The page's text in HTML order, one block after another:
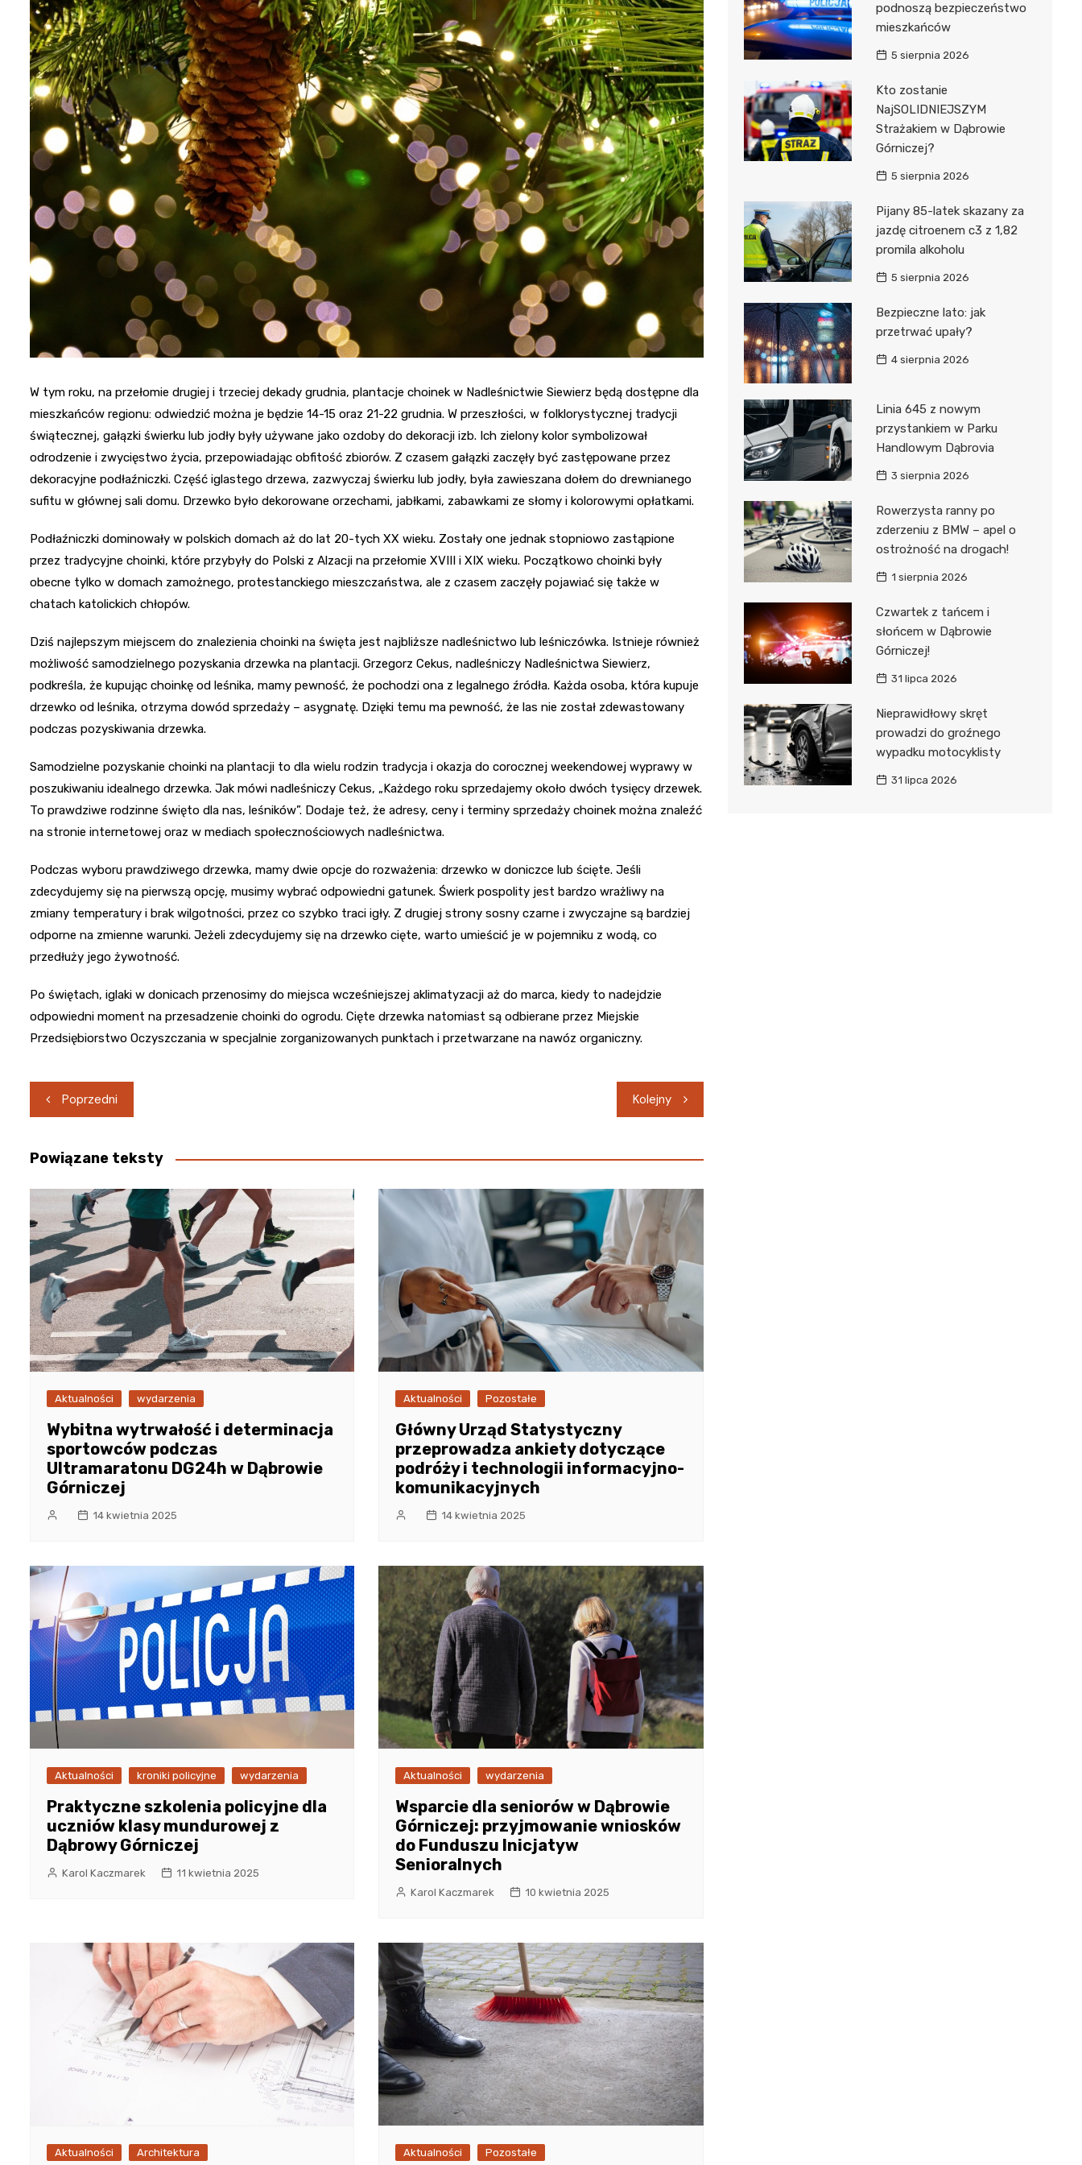
Poczta
Kino
Księgarnia
W tym roku, na przełomie drugiej i trzeciej dekady grudnia, plantacje choinek w Nadleśnictwie Siewierz będą dostępne dla
mieszkańców regionu: odwiedzić można je będzie 14-15 oraz 21-22 grudnia. W przeszłości, w folklorystycznej tradycji
świątecznej, gałązki świerku lub jodły były używane jako ozdoby do dekoracji izb. Ich zielony kolor symbolizował
odrodzenie i zwycięstwo życia, przepowiadając obfitość zbiorów. Z czasem gałązki zaczęły być zastępowane przez
dekoracyjne podłaźniczki. Część iglastego drzewa, zazwyczaj świerku lub jodły, była zawieszana dołem do drewnianego
sufitu w głównej sali domu. Drzewko było dekorowane orzechami, jabłkami, zabawkami ze słomy i kolorowymi opłatkami.
Podłaźniczki dominowały w polskich domach aż do lat 20-tych XX wieku. Zostały one jednak stopniowo zastąpione
przez tradycyjne choinki, które przybyły do Polski z Alzacji na przełomie XVIII i XIX wieku. Początkowo choinki były
obecne tylko w domach zamożnego, protestanckiego mieszczaństwa, ale z czasem zaczęły pojawiać się także w
chatach katolickich chłopów.
Dziś najlepszym miejscem do znalezienia choinki na święta jest najbliższe nadleśnictwo lub leśniczówka. Istnieje również
możliwość samodzielnego pozyskania drzewka na plantacji. Grzegorz Cekus, nadleśniczy Nadleśnictwa Siewierz,
podkreśla, że kupując choinkę od leśnika, mamy pewność, że pochodzi ona z legalnego źródła. Każda osoba, która kupuje
drzewko od leśnika, otrzyma dowód sprzedaży – asygnatę. Dzięki temu ma pewność, że las nie został zdewastowany
podczas pozyskiwania drzewka.
Samodzielne pozyskanie choinki na plantacji to dla wielu rodzin tradycja i okazja do corocznej weekendowej wyprawy w
poszukiwaniu idealnego drzewka. Jak mówi nadleśniczy Cekus, „Każdego roku sprzedajemy około dwóch tysięcy drzewek.
To prawdziwe rodzinne święto dla nas, leśników”. Dodaje też, że adresy, ceny i terminy sprzedaży choinek można znaleźć
na stronie internetowej oraz w mediach społecznościowych nadleśnictwa.
Podczas wyboru prawdziwego drzewka, mamy dwie opcje do rozważenia: drzewko w doniczce lub ścięte. Jeśli
zdecydujemy się na pierwszą opcję, musimy wybrać odpowiedni gatunek. Świerk pospolity jest bardzo wrażliwy na
zmiany temperatury i brak wilgotności, przez co szybko traci igły. Z drugiej strony sosny czarne i zwyczajne są bardziej
odporne na zmienne warunki. Jeżeli zdecydujemy się na drzewko cięte, warto umieścić je w pojemniku z wodą, co
przedłuży jego żywotność.
Po świętach, iglaki w donicach przenosimy do miejsca wcześniejszej aklimatyzacji aż do marca, kiedy to nadejdzie
odpowiedni moment na przesadzenie choinki do ogrodu. Cięte drzewka natomiast są odbierane przez Miejskie
Przedsiębiorstwo Oczyszczania w specjalnie zorganizowanych punktach i przetwarzane na nawóz organiczny.
Nawigacja
wpisu
Poprzedni Kolejny
Powiązane teksty
Aktualności wydarzenia
Wybitna wytrwałość i determinacja
sportowców podczas
Ultramaratonu DG24h w Dąbrowie
Górniczej
14 kwietnia 2025
Aktualności Pozostałe
Główny Urząd Statystyczny
przeprowadza ankiety dotyczące
podróży i technologii informacyjno-
komunikacyjnych
14 kwietnia 2025
Aktualności kroniki policyjne wydarzenia
Praktyczne szkolenia policyjne dla
uczniów klasy mundurowej z
Dąbrowy Górniczej
Karol Kaczmarek 11 kwietnia 2025
Aktualności wydarzenia
Wsparcie dla seniorów w Dąbrowie
Górniczej: przyjmowanie wniosków
do Funduszu Inicjatyw
Senioralnych
Karol Kaczmarek 10 kwietnia 2025
Aktualności Architektura Aktualności Pozostałe
podnoszą bezpieczeństwo
mieszkańców
5 sierpnia 2026
Kto zostanie
NajSOLIDNIEJSZYM
Strażakiem w Dąbrowie
Górniczej?
5 sierpnia 2026
Pijany 85-latek skazany za
jazdę citroenem c3 z 1,82
promila alkoholu
5 sierpnia 2026
Bezpieczne lato: jak
przetrwać upały?
4 sierpnia 2026
Linia 645 z nowym
przystankiem w Parku
Handlowym Dąbrovia
3 sierpnia 2026
Rowerzysta ranny po
zderzeniu z BMW – apel o
ostrożność na drogach!
1 sierpnia 2026
Czwartek z tańcem i
słońcem w Dąbrowie
Górniczej!
31 lipca 2026
Nieprawidłowy skręt
prowadzi do groźnego
wypadku motocyklisty
31 lipca 2026